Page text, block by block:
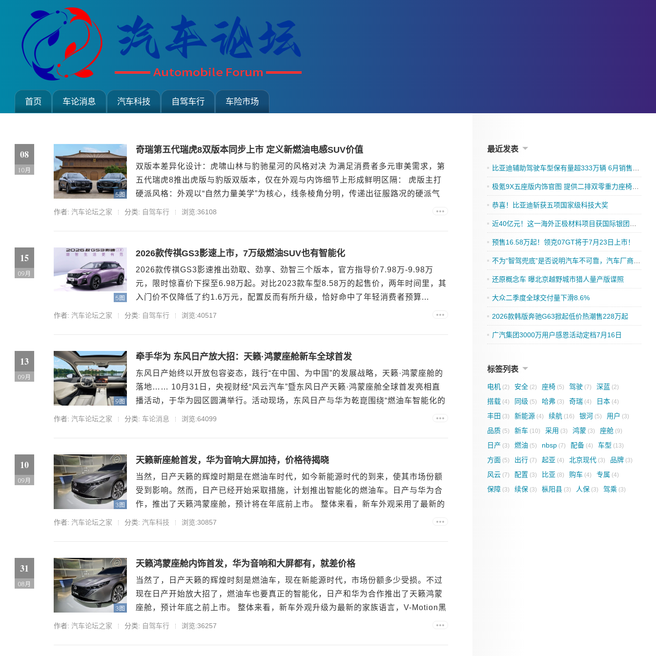
首页 车论消息 汽车科技 自驾车行 车险市场
08
10月
奇瑞第五代瑞虎8双版本同步上市 定义新燃油电感SUV价值
5图
双版本差异化设计：虎啸山林与豹驰星河的风格对决 为满足消费者多元审美需求，第
五代瑞虎8推出虎版与豹版双版本，仅在外观与内饰细节上形成鲜明区隔： 虎版主打
硬派风格：外观以“自然力量美学”为核心，线条棱角分明，传递出征服路况的硬派气
场；内饰采用...
作者: 汽车论坛之家 分类: 自驾车行 浏览:36108
15
09月
2026款传祺GS3影速上市，7万级燃油SUV也有智能化
5图
2026款传祺GS3影速推出劲取、劲享、劲智三个版本，官方指导价7.98万-9.98万
元，限时惊喜价下探至6.98万起。对比2023款车型8.58万的起售价，两年时间里，其
入门价不仅降低了约1.6万元，配置反而有所升级，恰好命中了年轻消费者预算...
作者: 汽车论坛之家 分类: 自驾车行 浏览:40517
13
09月
牵手华为 东风日产放大招：天籁·鸿蒙座舱新车全球首发
9图
东风日产始终以开放包容姿态，践行“在中国、为中国”的发展战略，天籁·鸿蒙座舱的
落地…… 10月31日，央视财经“风云汽车”暨东风日产天籁·鸿蒙座舱全球首发亮相直
播活动，于华为园区圆满举行。活动现场，东风日产与华为乾崑围绕“燃油车智能化的
新答案”这一主...
作者: 汽车论坛之家 分类: 车论消息 浏览:64099
10
09月
天籁新座舱首发，华为音响大屏加持，价格待揭晓
3图
当然，日产天籁的辉煌时期是在燃油车时代，如今新能源时代的到来，使其市场份额
受到影响。然而，日产已经开始采取措施，计划推出智能化的燃油车。日产与华为合
作，推出了天籁鸿蒙座舱，预计将在年底前上市。 整体来看，新车外观采用了最新的
家族设计语言，黑色V-...
作者: 汽车论坛之家 分类: 汽车科技 浏览:30857
31
08月
天籁鸿蒙座舱内饰首发，华为音响和大屏都有，就差价格
3图
当然了，日产天籁的辉煌时刻是燃油车，现在新能源时代，市场份额多少受损。不过
现在日产开始放大招了，燃油车也要真正的智能化，日产和华为合作推出了天籁鸿蒙
座舱，预计年底之前上市。 整体来看，新车外观升级为最新的家族语言，V-Motion黑
色格栅和大灯组...
作者: 汽车论坛之家 分类: 自驾车行 浏览:36257
最近发表
比亚迪辅助驾驶车型保有量超333万辆 6月销售超17万辆
极氪9X五座版内饰官图 提供二排双零重力座椅与双伊姆斯躺椅模式
恭喜！比亚迪斩获五项国家级科技大奖
近40亿元！这一海外正极材料项目获国际银团融资支持
预售16.58万起！领克07GT将于7月23日上市！
不为“智驾兜底”是否说明汽车不可靠，汽车厂商应该跟进吗？
还原概念车 曝北京越野城市猎人量产版谍照
大众二季度全球交付量下滑8.6%
2026款韩版奔驰G63掀起低价热潮售228万起
广汽集团3000万用户感恩活动定档7月16日
标签列表
电机(2) 安全(2) 座椅(5) 驾驶 (7) 深蓝 (2)
搭载(4) 同级 (5) 哈弗 (3) 奇瑞(4) 日本(4)
丰田 (3) 新能源 (4) 续航(16) 银河 (5) 用户 (3)
品质(5) 新车(10) 采用 (3) 鸿蒙 (3) 座舱(9)
日产 (3) 燃油 (5) nbsp(7) 配备(4) 车型 (13)
方面 (5) 出行(7) 起亚 (4) 北京现代(3) 品牌(3)
风云(7) 配置 (3) 比亚 (8) 购车(4) 专属 (4)
保障(3) 续保(3) 枞阳县(3) 人保(3) 驾乘 (3)